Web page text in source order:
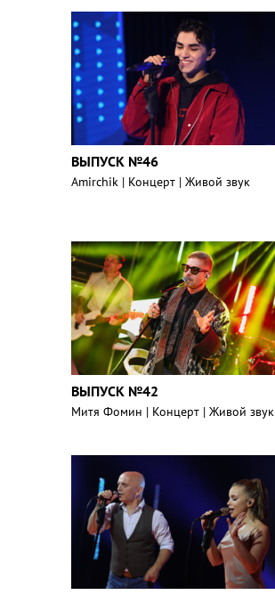
ВЫПУСК №46
Amirchik | Концерт | Живой звук
ВЫПУСК №42
Митя Фомин | Концерт | Живой звук